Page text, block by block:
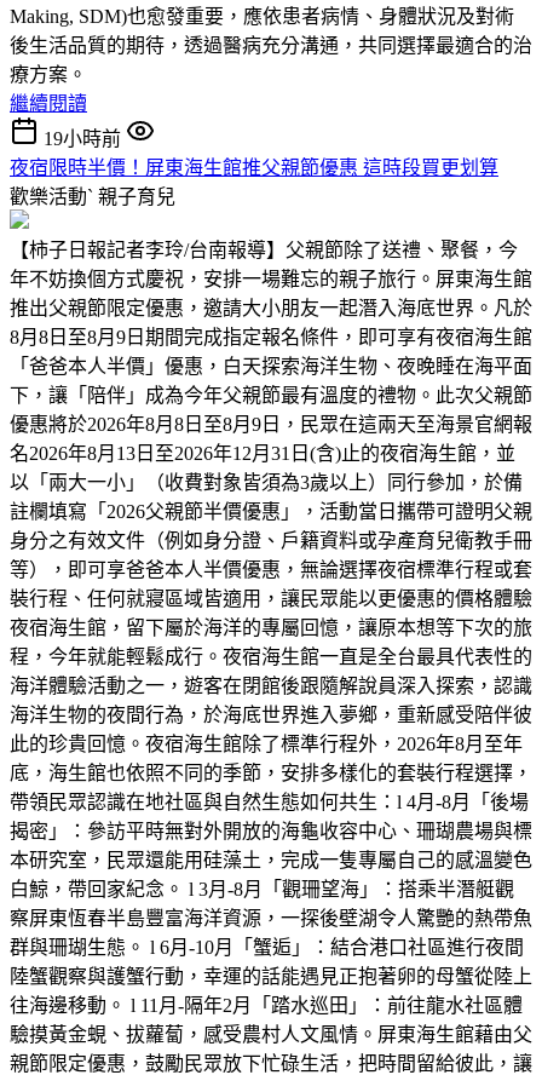
Making, SDM)也愈發重要，應依患者病情、身體狀況及對術
後生活品質的期待，透過醫病充分溝通，共同選擇最適合的治
療方案。
繼續閱讀
19小時前
夜宿限時半價！屏東海生館推父親節優惠 這時段買更划算
歡樂活動ˋ 親子育兒
【柿子日報記者李玲/台南報導】父親節除了送禮、聚餐，今
年不妨換個方式慶祝，安排一場難忘的親子旅行。屏東海生館
推出父親節限定優惠，邀請大小朋友一起潛入海底世界。凡於
8月8日至8月9日期間完成指定報名條件，即可享有夜宿海生館
「爸爸本人半價」優惠，白天探索海洋生物、夜晚睡在海平面
下，讓「陪伴」成為今年父親節最有溫度的禮物。此次父親節
優惠將於2026年8月8日至8月9日，民眾在這兩天至海景官網報
名2026年8月13日至2026年12月31日(含)止的夜宿海生館，並
以「兩大一小」（收費對象皆須為3歲以上）同行參加，於備
註欄填寫「2026父親節半價優惠」，活動當日攜帶可證明父親
身分之有效文件（例如身分證、戶籍資料或孕產育兒衛教手冊
等），即可享爸爸本人半價優惠，無論選擇夜宿標準行程或套
裝行程、任何就寢區域皆適用，讓民眾能以更優惠的價格體驗
夜宿海生館，留下屬於海洋的專屬回憶，讓原本想等下次的旅
程，今年就能輕鬆成行。夜宿海生館一直是全台最具代表性的
海洋體驗活動之一，遊客在閉館後跟隨解說員深入探索，認識
海洋生物的夜間行為，於海底世界進入夢鄉，重新感受陪伴彼
此的珍貴回憶。夜宿海生館除了標準行程外，2026年8月至年
底，海生館也依照不同的季節，安排多樣化的套裝行程選擇，
帶領民眾認識在地社區與自然生態如何共生：l 4月-8月「後場
揭密」：參訪平時無對外開放的海龜收容中心、珊瑚農場與標
本研究室，民眾還能用硅藻土，完成一隻專屬自己的感溫變色
白鯨，帶回家紀念。 l 3月-8月「觀珊望海」：搭乘半潛艇觀
察屏東恆春半島豐富海洋資源，一探後壁湖令人驚艷的熱帶魚
群與珊瑚生態。 l 6月-10月「蟹逅」：結合港口社區進行夜間
陸蟹觀察與護蟹行動，幸運的話能遇見正抱著卵的母蟹從陸上
往海邊移動。 l 11月-隔年2月「踏水巡田」：前往龍水社區體
驗摸黃金蜆、拔蘿蔔，感受農村人文風情。屏東海生館藉由父
親節限定優惠，鼓勵民眾放下忙碌生活，把時間留給彼此，讓